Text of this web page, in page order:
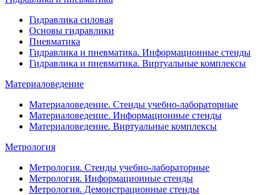
Гидравлика силовая
Основы гидравлики
Пневматика
Гидравлика и пневматика. Информационные стенды
Гидравлика и пневматика. Виртуальные комплексы
Материаловедение
Материаловедение. Стенды учебно-лабораторные
Материаловедение. Информационные стенды
Материаловедение. Виртуальные комплексы
Метрология
Метрология. Стенды учебно-лабораторные
Метрология. Информационные стенды
Метрология. Демонстрационные стенды